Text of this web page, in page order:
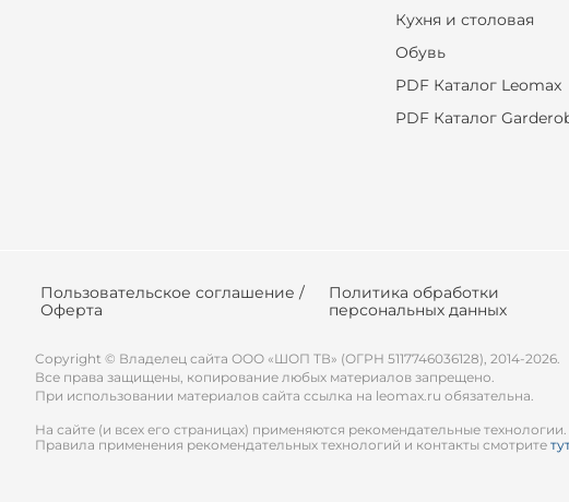
Кухня и столовая
Обувь
PDF Каталог Leomax
PDF Каталог
Пользовательское соглашение /
Оферта
Политика обработки
персональных данных
Copyright © Владелец сайта ООО «ШОП ТВ» (ОГРН 5117746036128), 2014-2026.
Все права защищены, копирование любых материалов запрещено.
При использовании материалов сайта ссылка на leomax.ru обязательна.
На сайте (и всех его страницах) применяются рекомендательные технологии.
Правила применения рекомендательных технологий и контакты смотрите тут